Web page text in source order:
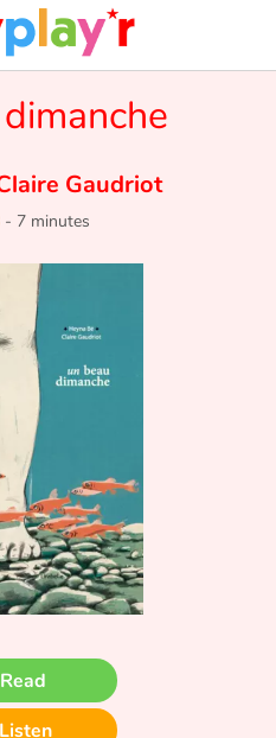
queens and dragons
Gaudriot
- 7 minutes
Read
Listen